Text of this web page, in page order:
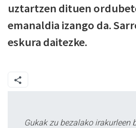
uztartzen dituen
emanaldia izango da.
eskura daitezke.
Gukak zu bezalako irakurleen